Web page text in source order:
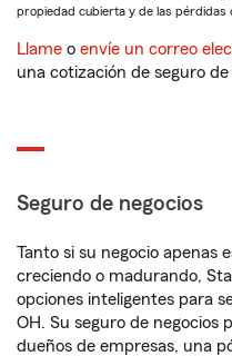
propiedad cubierta y de las pérdidas
Llame o envíe un correo
una cotización de seguro
Seguro de negocios
Tanto si su negocio apenas
creciendo o madurando,
opciones inteligentes para
OH. Su seguro de negocios
dueños de empresas, una